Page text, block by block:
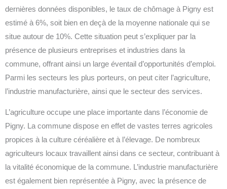
dernières données disponibles, le taux de chômage à Pigny est
estimé à 6%, soit bien en deçà de la moyenne nationale qui se
situe autour de 10%. Cette situation peut s’expliquer par la
présence de plusieurs entreprises et industries dans la
commune, offrant ainsi un large éventail d’opportunités d’emploi.
Parmi les secteurs les plus porteurs, on peut citer l’agriculture,
l’industrie manufacturière, ainsi que le secteur des services.
L’agriculture occupe une place importante dans l’économie de
Pigny. La commune dispose en effet de vastes terres agricoles
propices à la culture céréalière et à l’élevage. De nombreux
agriculteurs locaux travaillent ainsi dans ce secteur, contribuant à
la vitalité économique de la commune. L’industrie manufacturière
est également bien représentée à Pigny, avec la présence de